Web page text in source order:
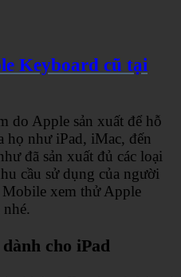
Keyboard cũ tại
do Apple sản xuất để hỗ
họ như iPad, iMac, đến
đã sản xuất đủ các loại
cầu sử dụng của người
xem thử Apple
cho iPad